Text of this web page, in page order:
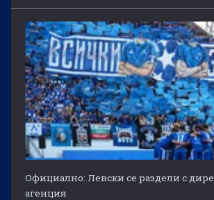
Официално: Левски се раздели с
агенция